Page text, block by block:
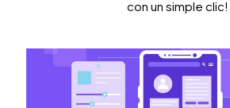
con un simple clic!